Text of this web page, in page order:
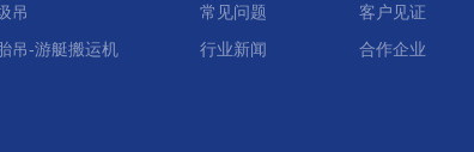
吊
吊-游艇搬运机
常见问题
行业新闻
客户见证
合作企业